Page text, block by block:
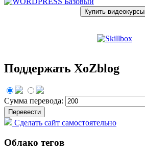
Купить видеокурсы
Поддержать XoZblog
Сумма перевода:
Сделать сайт самостоятельно
Облако тегов